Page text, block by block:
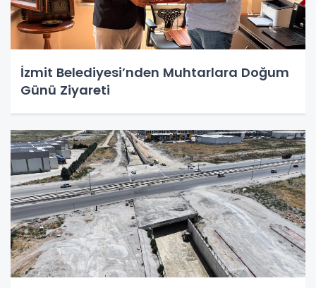
İzmit Belediyesi’nden Muhtarlara Doğum
Günü Ziyareti